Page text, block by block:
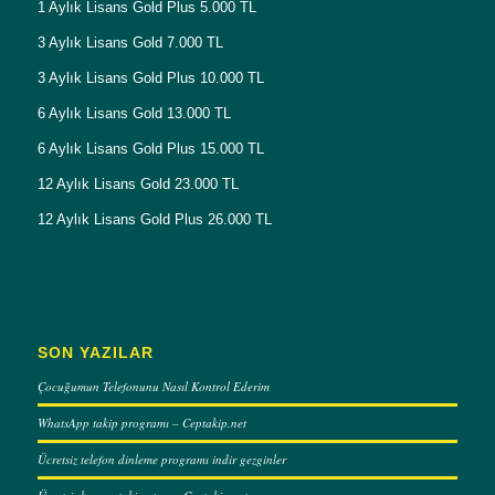
1 Aylık Lisans Gold Plus 5.000 TL
3 Aylık Lisans Gold 7.000 TL
3 Aylık Lisans Gold Plus 10.000 TL
6 Aylık Lisans Gold 13.000 TL
6 Aylık Lisans Gold Plus 15.000 TL
12 Aylık Lisans Gold 23.000 TL
12 Aylık Lisans Gold Plus 26.000 TL
SON YAZILAR
Çocuğumun Telefonunu Nasıl Kontrol Ederim
WhatsApp takip programı – Ceptakip.net
Ücretsiz telefon dinleme programı indir gezginler